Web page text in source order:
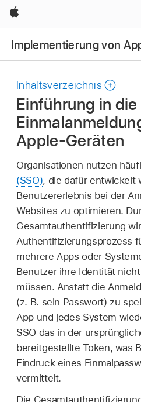
Apple
Implementierung von
Inhaltsverzeichnis
Einführung in die
Apple-Geräten
Organisationen nutzen
(SSO), die dafür entwickelt
Benutzererlebnis bei der
Websites zu optimieren.
Gesamtauthentifizierung
Authentifizierungsprozess
mehrere Apps oder
Benutzer ihre Identität
müssen. Anstatt die
(z. B. sein Passwort) zu
App und jedes System
SSO das in der
bereitgestellte Token, was
Eindruck eines
vermittelt.